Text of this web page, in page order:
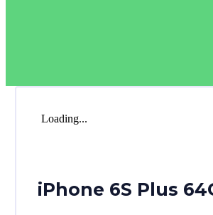
Loading...
iPhone 6S Plus